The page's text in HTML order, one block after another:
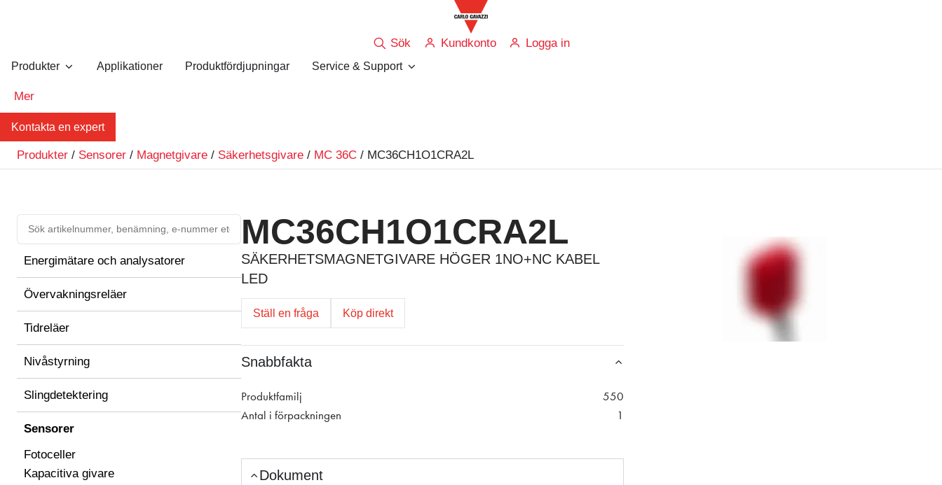
Sök Kundkonto Logga in
Produkter Applikationer Produktfördjupningar Service & Support
Mer
Kontakta en expert
Produkter / Sensorer / Magnetgivare / Säkerhetsgivare / MC 36C / MC36CH1O1CRA2L
Energimätare och analysatorer
Övervakningsreläer
Tidreläer
Nivåstyrning
Slingdetektering
Sensorer
Fotoceller
Kapacitiva givare
MC36CH1O1CRA2L
SÄKERHETSMAGNETGIVARE HÖGER 1NO+NC KABEL
LED
Ställ en fråga Köp direkt
Snabbfakta
Produktfamilj
550
Antal i förpackningen
1
Dokument